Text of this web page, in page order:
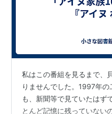
私はこの番組を見るまで、
りませんでした。1997年
も、新聞等で見ていたはず
とんど記憶に残っていない